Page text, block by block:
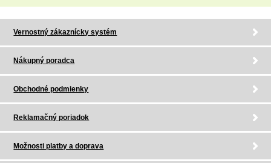
Vernostný zákaznícky systém
Nákupný poradca
Obchodné podmienky
Reklamačný poriadok
Možnosti platby a doprava